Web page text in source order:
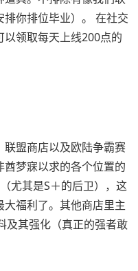
你排位毕业）。 在社交
领取每天上线200点的
盟商店以及欧陆争霸赛
梦寐以求的各个位置的
尤其是S＋的后卫），这
福利了。其他商店里主
及其强化（真正的强者敢